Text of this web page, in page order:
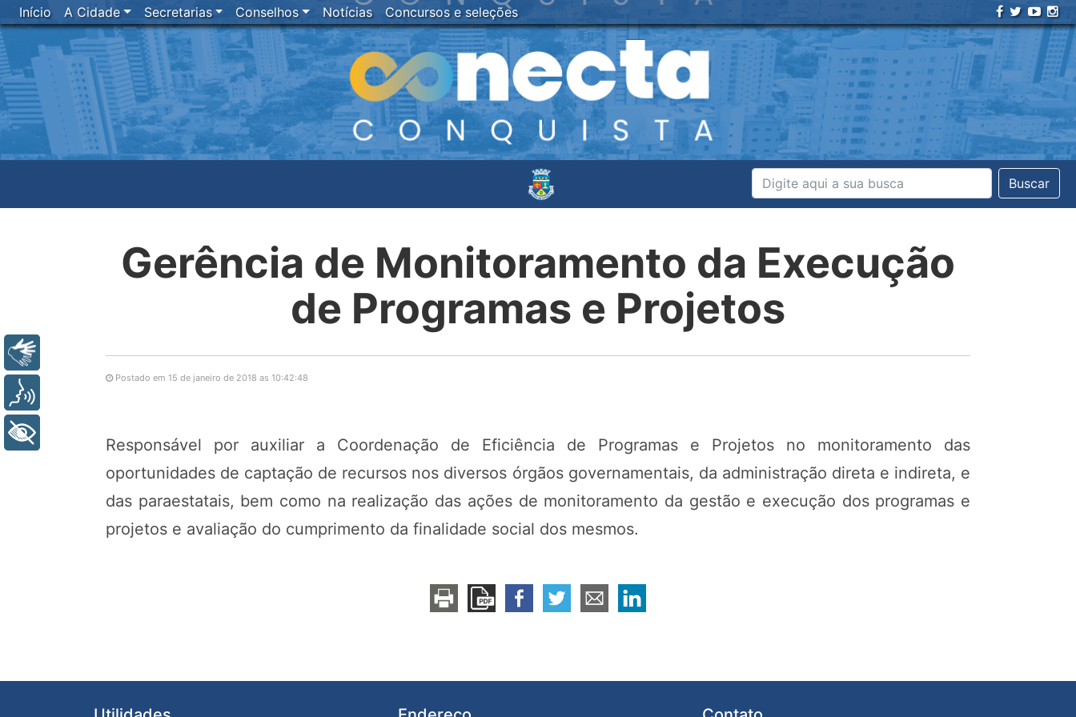
Início A Cidade Secretarias Conselhos Notícias Concursos e seleções
Buscar
Gerência de Monitoramento da Execução
de Programas e Projetos
Postado em 15 de janeiro de 2018 as 10:42:48
Responsável por auxiliar a Coordenação de Eficiência de Programas e Projetos no monitoramento das
oportunidades de captação de recursos nos diversos órgãos governamentais, da administração direta e indireta, e
das paraestatais, bem como na realização das ações de monitoramento da gestão e execução dos programas e
projetos e avaliação do cumprimento da finalidade social dos mesmos.